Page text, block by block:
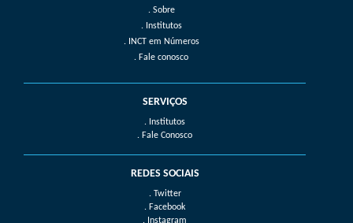
Sobre
Institutos
INCT em Números
Fale conosco
SERVIÇOS
. Institutos
. Fale Conosco
REDES SOCIAIS
. Twitter
. Facebook
. Instagram